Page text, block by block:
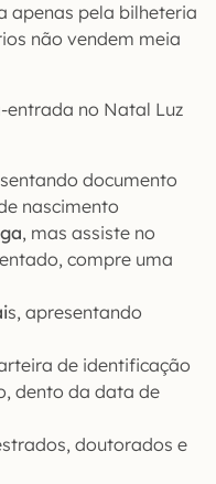
apenas pela bilheteria
não vendem meia
entrada no Natal Luz
documento
nascimento
, mas assiste no
compre uma
s, apresentando
de identificação
dento da data de
doutorados e